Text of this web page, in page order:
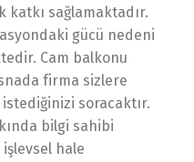
katkı sağlamaktadır.
gücü nedeni
Cam balkonu
firma sizlere
soracaktır.
bilgi sahibi
hale